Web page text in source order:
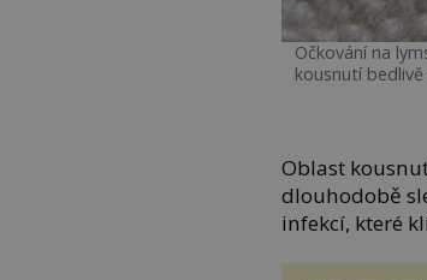
Očkování na
kousnutí
Oblast
dlouhodobě
infekcí, které